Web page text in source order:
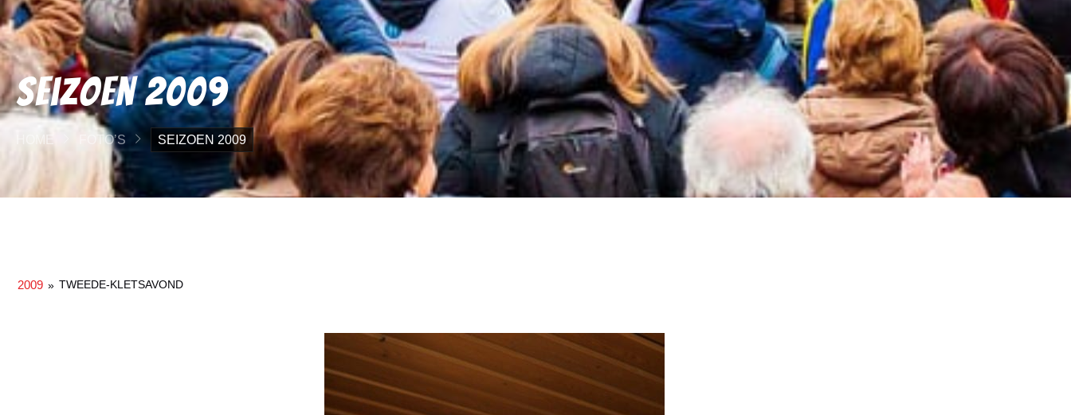
Seizoen 2009
HOME FOTO’S SEIZOEN 2009
2009 » TWEEDE-KLETSAVOND